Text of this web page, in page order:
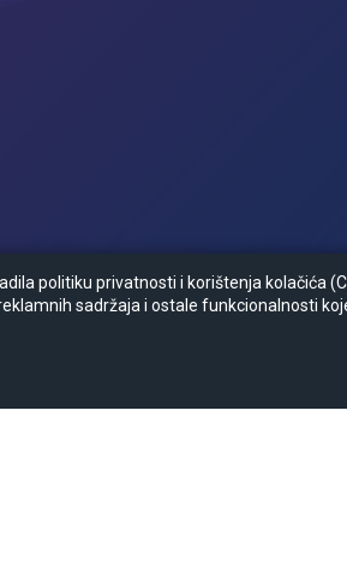
politiku privatnosti i korištenja kolačića
sadržaja i ostale funkcionalnosti